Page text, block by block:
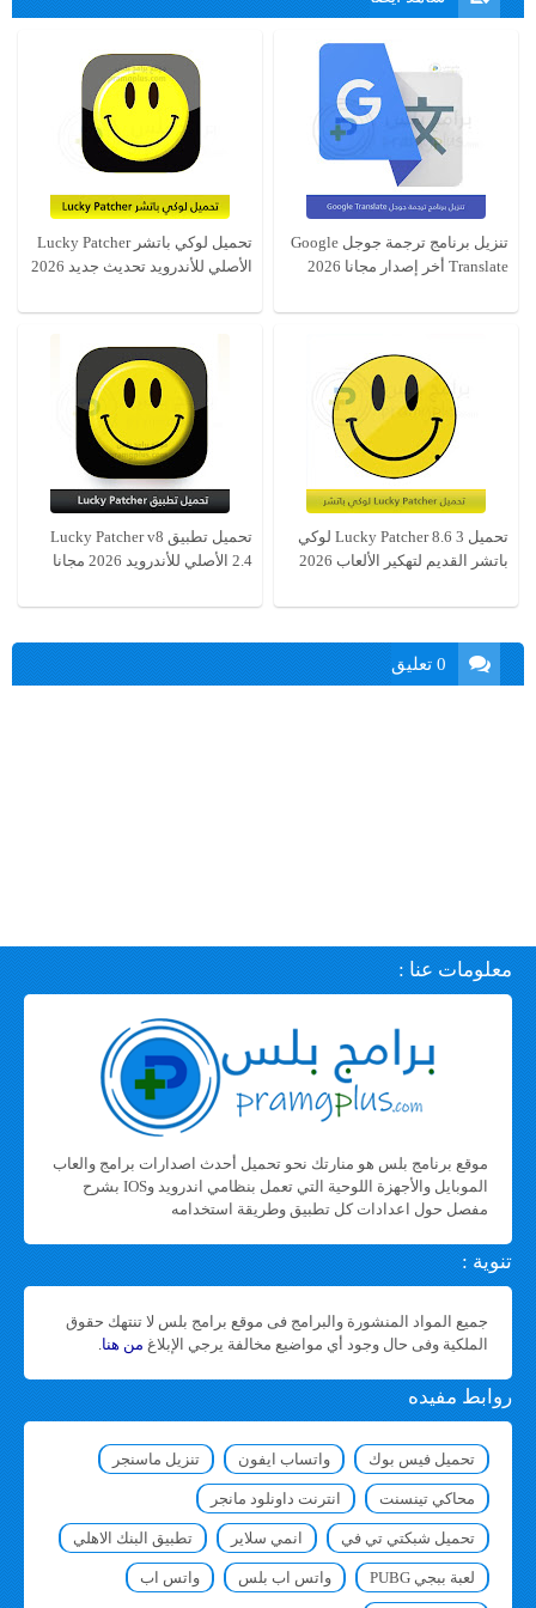
تنزيل برنامج ترجمة جوجل Google
Translate أخر إصدار مجانا 2026
تحميل لوكي باتشر Lucky Patcher
الأصلي للأندرويد تحديث جديد 2026
تحميل Lucky Patcher 8.6 3 لوكي
باتشر القديم لتهكير الألعاب 2026
تحميل تطبيق Lucky Patcher v8
2.4 الأصلي للأندرويد 2026 مجانا
0 تعليق
معلومات عنا :
موقع برنامج بلس هو منارتك نحو تحميل أحدث اصدارات برامج والعاب
الموبايل والأجهزة اللوحية التي تعمل بنظامي اندرويد وIOS بشرح
مفصل حول اعدادات كل تطبيق وطريقة استخدامه
تنوية :
جميع المواد المنشورة والبرامج فى موقع برامج بلس لا تنتهك حقوق
الملكية وفى حال وجود أي مواضيع مخالفة يرجي الإبلاغ من هنا.
روابط مفيده
تحميل فيس بوك واتساب ايفون تنزيل ماسنجر
محاكي تينسنت انترنت داونلود مانجر
تحميل شبكتي تي في انمي سلاير تطبيق البنك الاهلي
لعبة ببجي PUBG واتس اب بلس واتس اب